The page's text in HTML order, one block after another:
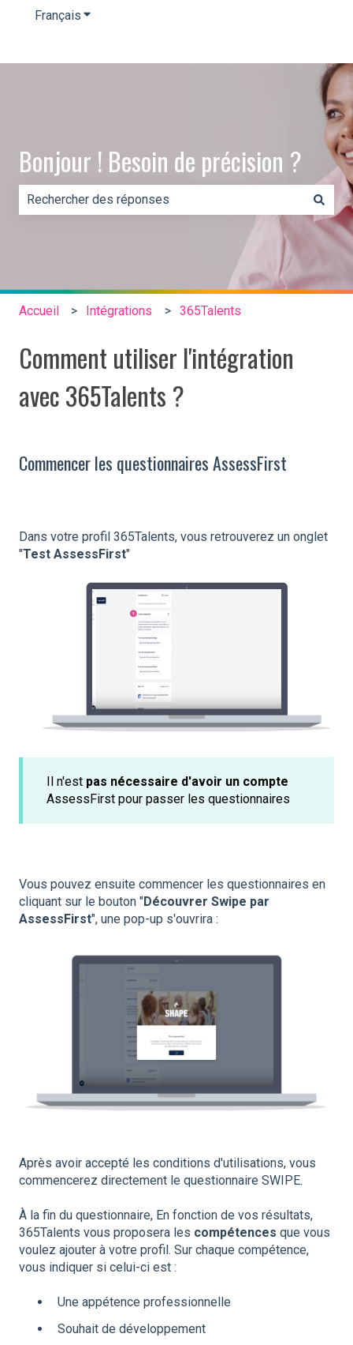
Français Afficher le sous-menu pour les traductions
Bonjour ! Besoin de précision ?
Il n'y a aucune suggestion car le champ de recherche
Accueil Intégrations 365Talents
Comment utiliser l'intégration
avec 365Talents ?
Commencer les questionnaires AssessFirst
Dans votre profil 365Talents, vous retrouverez un onglet
"Test AssessFirst"
Il n'est pas nécessaire d'avoir un compte
AssessFirst pour passer les questionnaires
Vous pouvez ensuite commencer les questionnaires en
cliquant sur le bouton "Découvrer Swipe par
AssessFirst", une pop-up s'ouvrira :
Après avoir accepté les conditions d'utilisations, vous
commencerez directement le questionnaire SWIPE.
À la fin du questionnaire, En fonction de vos résultats,
365Talents vous proposera les compétences que vous
voulez ajouter à votre profil. Sur chaque compétence,
vous indiquer si celui-ci est :
Une appétence professionnelle
Souhait de développement